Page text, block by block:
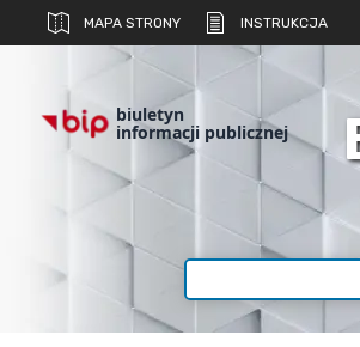
MAPA STRONY INSTRUKCJA
biuletyn
informacji publicznej